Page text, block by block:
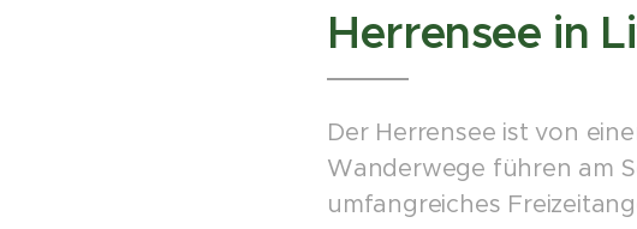
Herrensee in
Der Herrensee ist von
Wanderwege führen am
umfangreiches